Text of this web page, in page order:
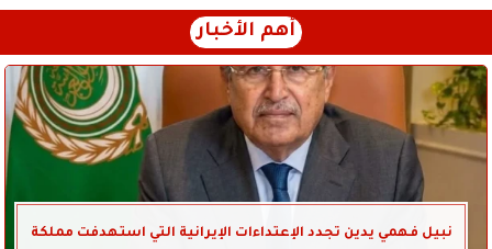
أهم الأخبار
نبيل فهمي يدين تجدد الإعتداءات الإيرانية التي استهدفت مملكة